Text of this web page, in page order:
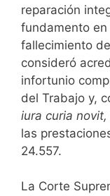
reparación
fundamento
fallecimiento
consideró
infortunio
del Trabajo y,
iura curia novit,
las
24.557.
La Corte